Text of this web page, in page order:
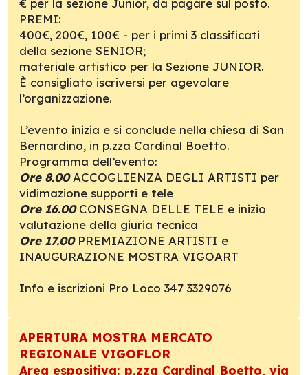
€ per la sezione Junior, da pagare sul posto.
PREMI:
400€, 200€, 100€ - per i primi 3 classificati
della sezione SENIOR;
materiale artistico per la Sezione JUNIOR.
È consigliato iscriversi per agevolare
l’organizzazione.
L’evento inizia e si conclude nella chiesa di San
Bernardino, in p.zza Cardinal Boetto.
Programma dell’evento:
Ore 8.00ACCOGLIENZA DEGLI ARTISTI per
vidimazione supporti e tele
Ore 16.00CONSEGNA DELLE TELE e inizio
valutazione della giuria tecnica
Ore 17.00PREMIAZIONE ARTISTI e
INAUGURAZIONE MOSTRA VIGOART
Info e iscrizioni Pro Loco 347 3329076
APERTURA MOSTRA MERCATO
REGIONALE VIGOFLOR
Area espositiva: p.zza Cardinal Boetto, via